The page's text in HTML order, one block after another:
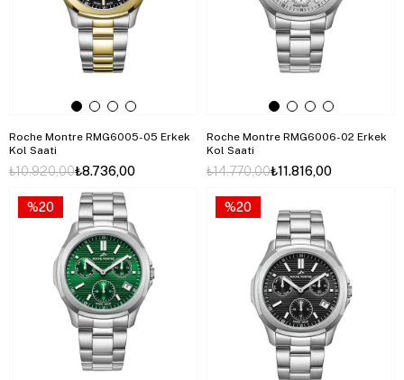
Roche Montre RMG6005-05 Erkek
Kol Saati
₺8.736,00
₺10.920,00
Roche Montre RMG6006-02 Erkek
Kol Saati
₺11.816,00
₺14.770,00
%20 %20